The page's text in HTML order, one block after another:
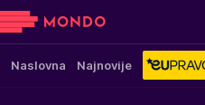
Naslovna Najnovije